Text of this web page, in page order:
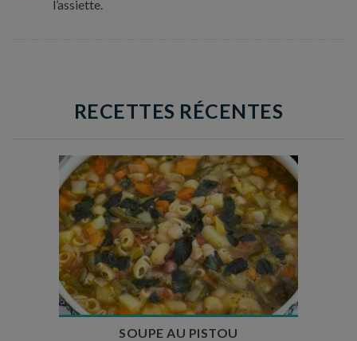
l’assiette.
RECETTES RÉCENTES
Temps de préparation : 35 min
Temps de cuisson : 1h15
Nombre de couverts : 8
SOUPE AU PISTOU